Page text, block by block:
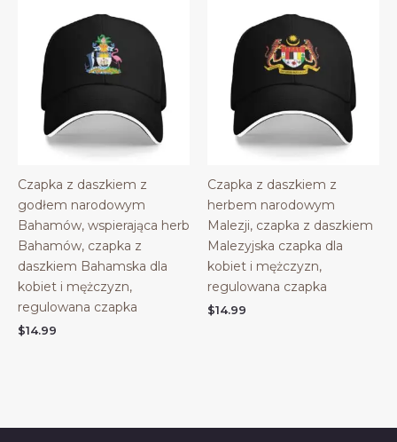
Czapka z daszkiem z
godłem narodowym
Bahamów, wspierająca herb
Bahamów, czapka z
daszkiem Bahamska dla
kobiet i mężczyzn,
regulowana czapka
$14.99
Czapka z daszkiem z
herbem narodowym
Malezji, czapka z daszkiem
Malezyjska czapka dla
kobiet i mężczyzn,
regulowana czapka
$14.99